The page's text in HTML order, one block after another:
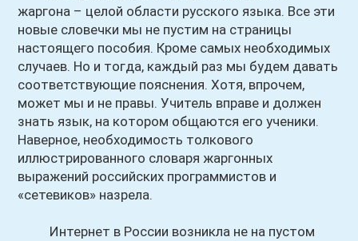
жаргона – целой области русского языка. Все эти
новые словечки мы не пустим на страницы
настоящего пособия. Кроме самых необходимых
случаев. Но и тогда, каждый раз мы будем давать
соответствующие пояснения. Хотя, впрочем,
может мы и не правы. Учитель вправе и должен
знать язык, на котором общаются его ученики.
Наверное, необходимость толкового
иллюстрированного словаря жаргонных
выражений российских программистов и
«сетевиков» назрела.
Интернет в России возникла не на пустом